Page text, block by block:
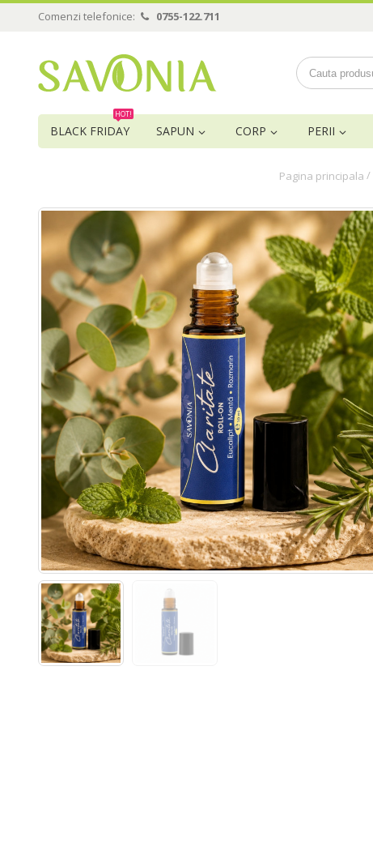
Comenzi telefonice: 0755-122.711
BLACK FRIDAY
HOT!
SAPUN CORP PERII
Pagina principala /